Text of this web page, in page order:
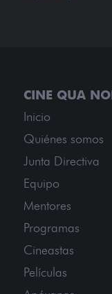
Inicio
Quiénes somos
Junta Directiva
Equipo
Mentores
Programas
Cineastas
Películas